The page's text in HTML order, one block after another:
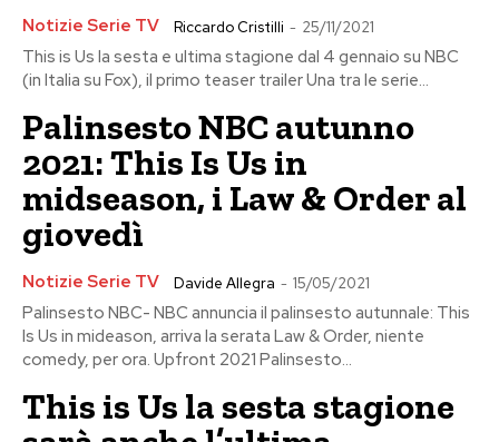
Notizie Serie TV Riccardo Cristilli - 25/11/2021
This is Us la sesta e ultima stagione dal 4 gennaio su NBC
(in Italia su Fox), il primo teaser trailer Una tra le serie...
Palinsesto NBC autunno
2021: This Is Us in
midseason, i Law & Order al
giovedì
Notizie Serie TV Davide Allegra - 15/05/2021
Palinsesto NBC- NBC annuncia il palinsesto autunnale: This
Is Us in mideason, arriva la serata Law & Order, niente
comedy, per ora. Upfront 2021 Palinsesto...
This is Us la sesta stagione